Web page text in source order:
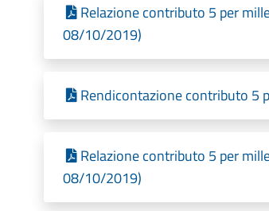
Relazione contributo 5 per
08/10/2019)
Rendicontazione contributo 5
Relazione contributo 5 per
08/10/2019)